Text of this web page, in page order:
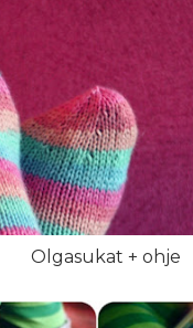
Olgasukat + ohje